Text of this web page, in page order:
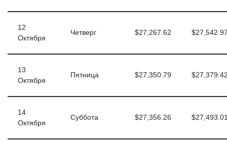
12
Октября
Четверг $27,267.62
13
Октября
Пятница $27,350.79
14
Октября
Суббота $27,356.26